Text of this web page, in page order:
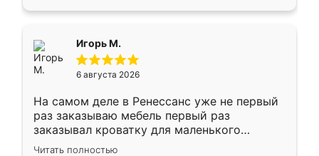
Игорь М.
6 августа 2026
На самом деле в Ренессанс уже не первый
раз заказываю мебель первый раз
заказывал кроватку для маленького
ребёнка при его рождении ,во второй раз
Читать полностью